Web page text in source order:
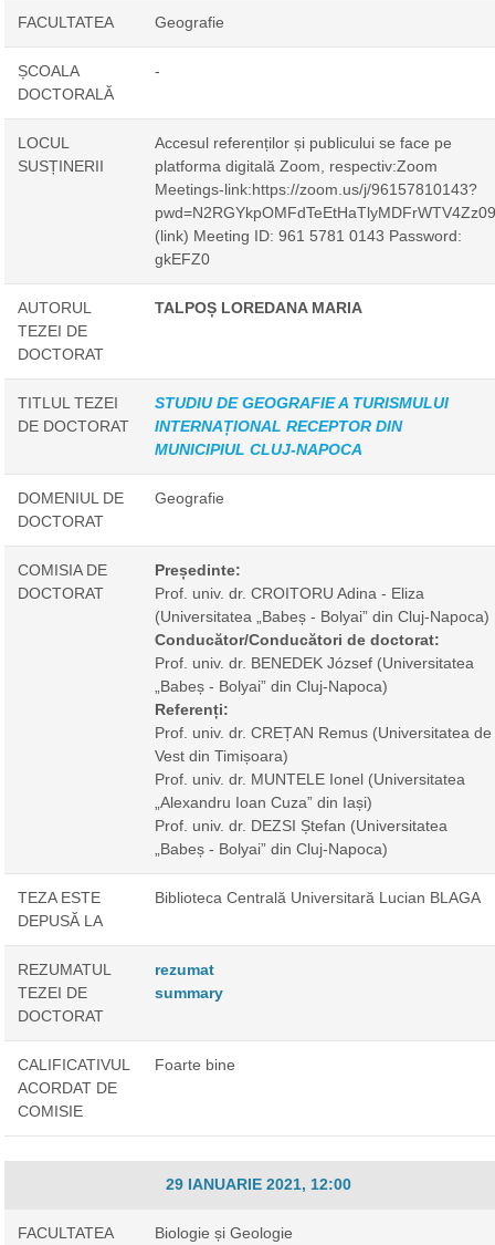
FACULTATEA Geografie
ȘCOALA
DOCTORALĂ
-
LOCUL
SUSȚINERII
Accesul referenților și publicului se face pe
platforma digitală Zoom, respectiv:Zoom
Meetings-link:https://zoom.us/j/96157810143?
pwd=N2RGYkpOMFdTeEtHaTlyMDFrWTV4Zz09
(link) Meeting ID: 961 5781 0143 Password:
gkEFZ0
AUTORUL
TEZEI DE
DOCTORAT
TALPOȘ LOREDANA MARIA
TITLUL TEZEI
DE DOCTORAT
STUDIU DE GEOGRAFIE A TURISMULUI
INTERNAȚIONAL RECEPTOR DIN
MUNICIPIUL CLUJ-NAPOCA
DOMENIUL DE
DOCTORAT
Geografie
COMISIA DE
DOCTORAT
Președinte:
Prof. univ. dr. CROITORU Adina - Eliza
(Universitatea „Babeș - Bolyai” din Cluj-Napoca)
Conducător/Conducători de doctorat:
Prof. univ. dr. BENEDEK József (Universitatea
„Babeș - Bolyai” din Cluj-Napoca)
Referenți:
Prof. univ. dr. CREȚAN Remus (Universitatea de
Vest din Timișoara)
Prof. univ. dr. MUNTELE Ionel (Universitatea
„Alexandru Ioan Cuza” din Iași)
Prof. univ. dr. DEZSI Ștefan (Universitatea
„Babeș - Bolyai” din Cluj-Napoca)
TEZA ESTE
DEPUSĂ LA
Biblioteca Centrală Universitară Lucian BLAGA
REZUMATUL
TEZEI DE
DOCTORAT
rezumat
summary
CALIFICATIVUL
ACORDAT DE
COMISIE
Foarte bine
29 IANUARIE 2021, 12:00
FACULTATEA Biologie și Geologie